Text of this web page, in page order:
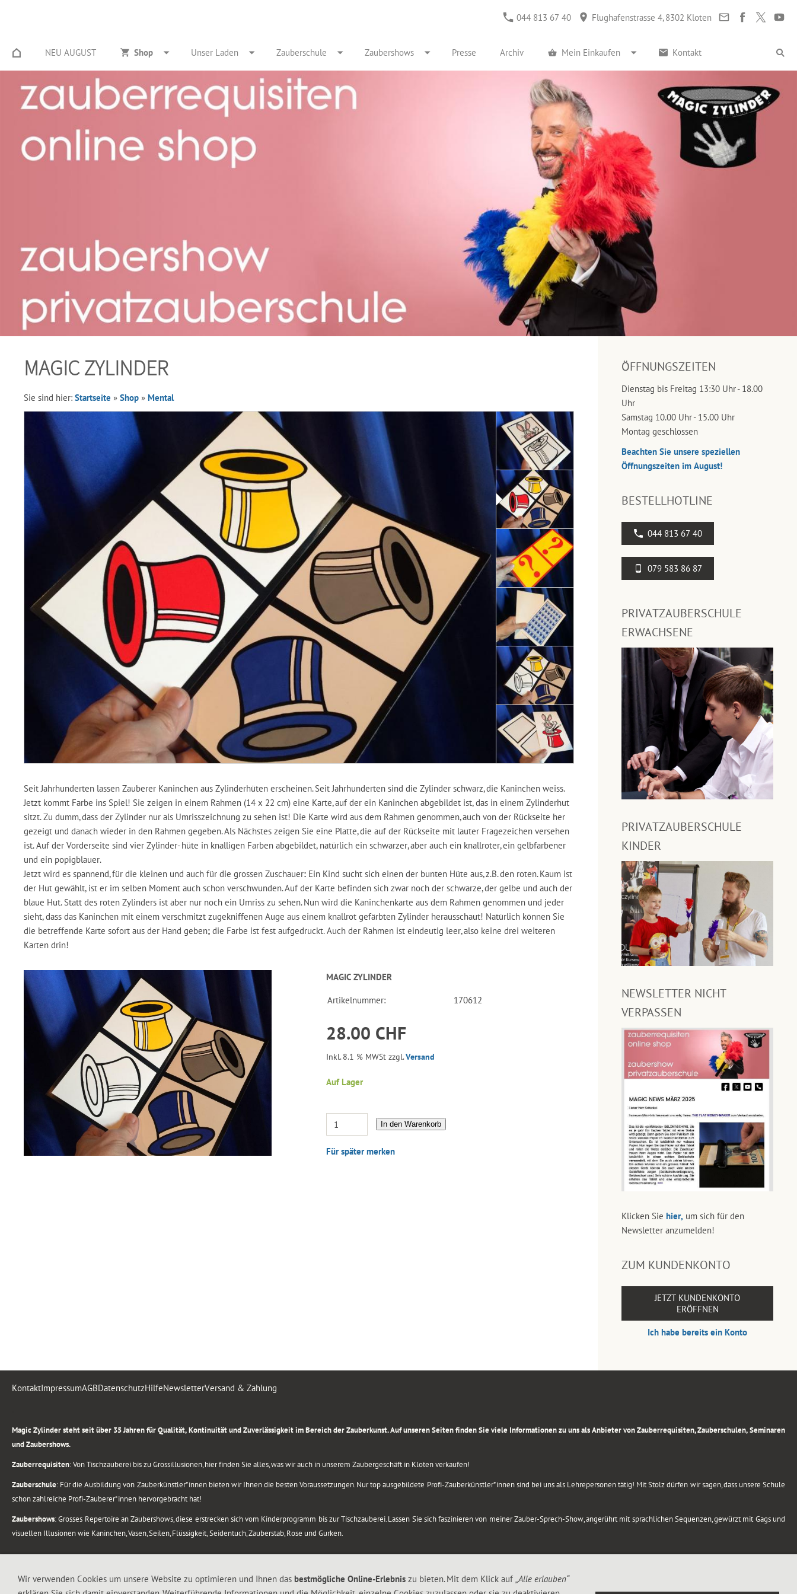
044 813 67 40 Flughafenstrasse 4, 8302 Kloten
NEU AUGUST Shop Unser Laden Zauberschule Zaubershows Presse Archiv Mein Einkaufen Kontakt
MAGIC ZYLINDER
Sie sind hier: Startseite » Shop » Mental
Seit Jahrhunderten lassen Zauberer Kaninchen aus Zylinderhüten erscheinen. Seit Jahrhunderten sind die Zylinder schwarz, die Kaninchen weiss.
Jetzt kommt Farbe ins Spiel! Sie zeigen in einem Rahmen (14 x 22 cm) eine Karte, auf der ein Kaninchen abgebildet ist, das in einem Zylinderhut
sitzt. Zu dumm, dass der Zylinder nur als Umrisszeichnung zu sehen ist! Die Karte wird aus dem Rahmen genommen, auch von der Rückseite her
gezeigt und danach wieder in den Rahmen gegeben. Als Nächstes zeigen Sie eine Platte, die auf der Rückseite mit lauter Fragezeichen versehen
ist. Auf der Vorderseite sind vier Zylinder- hüte in knalligen Farben abgebildet, natürlich ein schwarzer, aber auch ein knallroter, ein gelbfarbener
und ein popigblauer.
Jetzt wird es spannend, für die kleinen und auch für die grossen Zuschauer: Ein Kind sucht sich einen der bunten Hüte aus, z.B. den roten. Kaum ist
der Hut gewählt, ist er im selben Moment auch schon verschwunden. Auf der Karte befinden sich zwar noch der schwarze, der gelbe und auch der
blaue Hut. Statt des roten Zylinders ist aber nur noch ein Umriss zu sehen. Nun wird die Kaninchenkarte aus dem Rahmen genommen und jeder
sieht, dass das Kaninchen mit einem verschmitzt zugekniffenen Auge aus einem knallrot gefärbten Zylinder herausschaut! Natürlich können Sie
die betreffende Karte sofort aus der Hand geben; die Farbe ist fest aufgedruckt. Auch der Rahmen ist eindeutig leer, also keine drei weiteren
Karten drin!
MAGIC ZYLINDER
Artikelnummer: 170612
28.00 CHF
Inkl. 8.1 % MWSt zzgl.Versand
Auf Lager
In den Warenkorb
Für später merken
ÖFFNUNGSZEITEN
Dienstag bis Freitag 13:30 Uhr - 18.00
Uhr
Samstag 10.00 Uhr - 15.00 Uhr
Montag geschlossen
Beachten Sie unsere speziellen
Öffnungszeiten im August!
BESTELLHOTLINE
044 813 67 40
079 583 86 87
PRIVATZAUBERSCHULE
ERWACHSENE
PRIVATZAUBERSCHULE
KINDER
NEWSLETTER NICHT
VERPASSEN
Klicken Sie hier, um sich für den
Newsletter anzumelden!
ZUM KUNDENKONTO
JETZT KUNDENKONTO
ERÖFFNEN
Ich habe bereits ein Konto
KontaktImpressumAGBDatenschutzHilfeNewsletterVersand & Zahlung
Magic Zylinder steht seit über 35 Jahren für Qualität, Kontinuität und Zuverlässigkeit im Bereich der Zauberkunst. Auf unseren Seiten finden Sie viele Informationen zu uns als Anbieter von Zauberrequisiten, Zauberschulen, Seminaren
und Zaubershows.
Zauberrequisiten: Von Tischzauberei bis zu Grossillusionen, hier finden Sie alles, was wir auch in unserem Zaubergeschäft in Kloten verkaufen!
Zauberschule: Für die Ausbildung von Zauberkünstler*innen bieten wir Ihnen die besten Voraussetzungen. Nur top ausgebildete Profi-Zauberkünstler*innen sind bei uns als Lehrepersonen tätig! Mit Stolz dürfen wir sagen, dass unsere Schule
schon zahlreiche Profi-Zauberer*innen hervorgebracht hat!
Zaubershows: Grosses Repertoire an Zaubershows, diese erstrecken sich vom Kinderprogramm bis zur Tischzauberei. Lassen Sie sich faszinieren von meiner Zauber-Sprech-Show, angerührt mit sprachlichen Sequenzen, gewürzt mit Gags und
visuellen Illusionen wie Kaninchen, Vasen, Seilen, Flüssigkeit, Seidentuch, Zauberstab, Rose und Gurken.
.
Alle Rechte vorbehalten. © 1988-2026 Magic Zylinder
Wir verwenden Cookies um unsere Website zu optimieren und Ihnen das bestmögliche Online-Erlebnis zu bieten. Mit dem Klick auf „Alle erlauben“